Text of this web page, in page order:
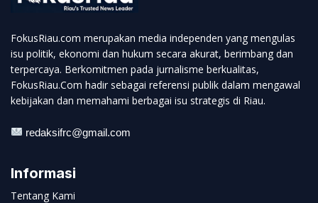
FokusRiau.com merupakan media independen yang mengulas
isu politik, ekonomi dan hukum secara akurat, berimbang dan
terpercaya. Berkomitmen pada jurnalisme berkualitas,
FokusRiau.Com hadir sebagai referensi publik dalam mengawal
kebijakan dan memahami berbagai isu strategis di Riau.
redaksifrc@gmail.com
Informasi
Tentang Kami